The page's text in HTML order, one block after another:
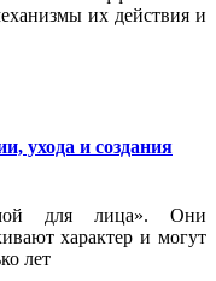
их действия и
ухода и создания
для лица». Они
характер и могут
лет